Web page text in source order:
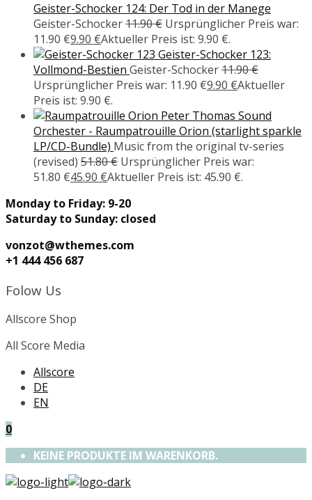
Geister-Schocker 124: Der Tod in der Manege
Geister-Schocker11.90€ Ursprünglicher Preis war:
11.90 €9.90 €Aktueller Preis ist: 9.90 €.
Geister-Schocker 123:
Vollmond-Bestien Geister-Schocker11.90€
Ursprünglicher Preis war: 11.90 €9.90 €Aktueller
Preis ist: 9.90 €.
Peter Thomas Sound
Orchester - Raumpatrouille Orion (starlight sparkle
LP/CD-Bundle) Music from the original tv-series
(revised) 51.80€ Ursprünglicher Preis war:
51.80 €45.90 €Aktueller Preis ist: 45.90 €.
Monday to Friday: 9-20
Saturday to Sunday: closed
vonzot@wthemes.com
+1 444 456 687
Folow Us
Allscore Shop
All Score Media
Allscore
DE
EN
0
KEINE PRODUKTE IM WARENKORB.